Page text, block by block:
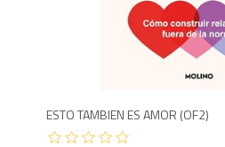
ESTO TAMBIEN ES AMOR (OF2)